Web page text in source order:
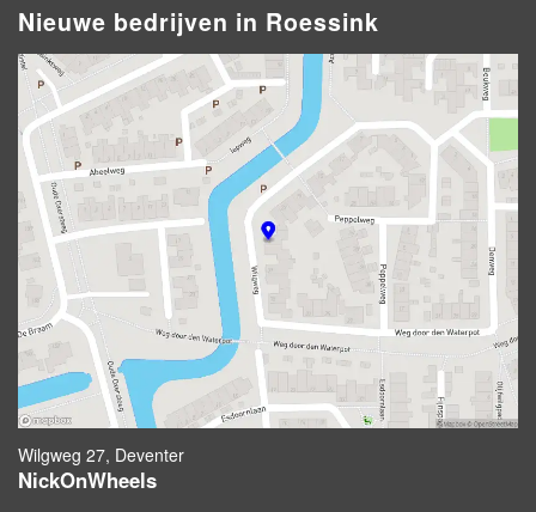
Nieuwe bedrijven in Roessink
Wilgweg 27, Deventer
NickOnWheels